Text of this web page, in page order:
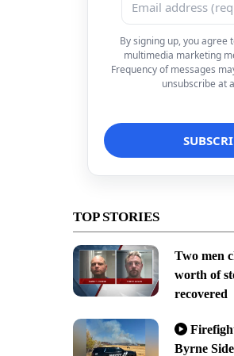
By signing up, you agree
multimedia marketing
Frequency of messages
unsubscribe at
TOP STORIES
Two men
worth of
recovered
Byrne